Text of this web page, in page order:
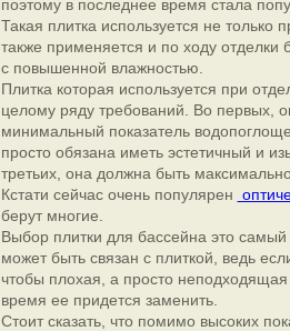
поэтому в последнее время стала
Такая плитка используется не только
также применяется и по ходу
с повышенной влажностью.
Плитка которая используется при
целому ряду требований. Во первых,
минимальный показатель
просто обязана иметь эстетичный и
третьих, она должна быть
Кстати сейчас очень популярен
берут многие.
Выбор плитки для бассейна это
может быть связан с плиткой, ведь
чтобы плохая, а просто неподходящая
время ее придется заменить.
Стоит сказать, что помимо высоких